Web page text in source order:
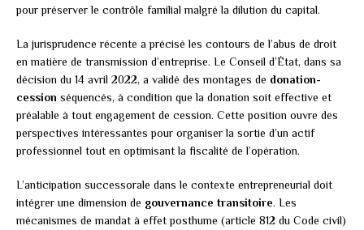
pour préserver le contrôle familial malgré la dilution du capital.
La jurisprudence récente a précisé les contours de l’abus de droit
en matière de transmission d’entreprise. Le Conseil d’État, dans sa
décision du 14 avril 2022, a validé des montages de donation-
cession séquencés, à condition que la donation soit effective et
préalable à tout engagement de cession. Cette position ouvre des
perspectives intéressantes pour organiser la sortie d’un actif
professionnel tout en optimisant la fiscalité de l’opération.
L’anticipation successorale dans le contexte entrepreneurial doit
intégrer une dimension de gouvernance transitoire. Les
mécanismes de mandat à effet posthume (article 812 du Code civil)